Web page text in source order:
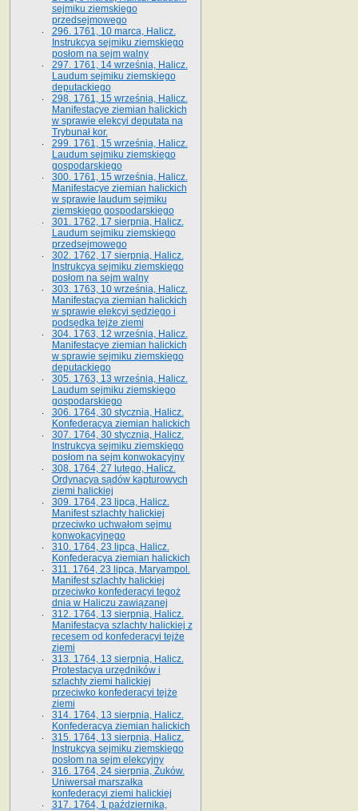
sejmiku ziemskiego
przedsejmowego
296. 1761, 10 marca, Halicz.
Instrukcya sejmiku ziemskiego
posłom na sejm walny
297. 1761, 14 września, Halicz.
Laudum sejmiku ziemskiego
deputackiego
298. 1761, 15 września, Halicz.
Manifestacye ziemian halickich
w sprawie elekcyi deputata na
Trybunał kor.
299. 1761, 15 września, Halicz.
Laudum sejmiku ziemskiego
gospodarskiego
300. 1761, 15 września, Halicz.
Manifestacye ziemian halickich
w sprawie laudum sejmiku
ziemskiego gospodarskiego
301. 1762, 17 sierpnia, Halicz.
Laudum sejmiku ziemskiego
przedsejmowego
302. 1762, 17 sierpnia, Halicz.
Instrukcya sejmiku ziemskiego
posłom na sejm walny
303. 1763, 10 września, Halicz.
Manifestacya ziemian halickich
w sprawie elekcyi sędziego i
podsędka tejże ziemi
304. 1763, 12 września, Halicz.
Manifestacye ziemian halickich
w sprawie sejmiku ziemskiego
deputackiego
305. 1763, 13 września, Halicz.
Laudum sejmiku ziemskiego
gospodarskiego
306. 1764, 30 stycznia, Halicz.
Konfederacya ziemian halickich
307. 1764, 30 stycznia, Halicz.
Instrukcya sejmiku ziemskiego
posłom na sejm konwokacyjny
308. 1764, 27 lutego, Halicz.
Ordynacya sądów kapturowych
ziemi halickiej
309. 1764, 23 lipca, Halicz.
Manifest szlachty halickiej
przeciwko uchwałom sejmu
konwokacyjnego
310. 1764, 23 lipca, Halicz.
Konfederacya ziemian halickich
311. 1764, 23 lipca, Maryampol.
Manifest szlachty halickiej
przeciwko konfederacyi tegoż
dnia w Haliczu zawiązanej
312. 1764, 13 sierpnia, Halicz.
Manifestacya szlachty halickiej z
recesem od konfederacyi tejże
ziemi
313. 1764, 13 sierpnia, Halicz.
Protestacya urzędników i
szlachty ziemi halickiej
przeciwko konfederacyi tejże
ziemi
314. 1764, 13 sierpnia, Halicz.
Konfederacya ziemian halickich
315. 1764, 13 sierpnia, Halicz.
Instrukcya sejmiku ziemskiego
posłom na sejm elekcyjny
316. 1764, 24 sierpnia, Żuków.
Uniwersał marszałka
konfederacyi ziemi halickiej
317. 1764, 1 października,